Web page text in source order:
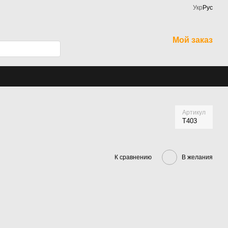
Укр Рус
Мой заказ
Артикул
Т403
К сравнению В желания